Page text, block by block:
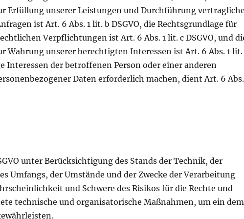
Erfüllung unserer Leistungen und Durchführung
ist Art. 6 Abs. 1 lit. b DSGVO, die Rechtsgrundlage für
Verpflichtungen ist Art. 6 Abs. 1 lit. c DSGVO, und
Wahrung unserer berechtigten Interessen ist Art. 6 Abs. 1
Interessen der betroffenen Person oder einer anderen
Daten erforderlich machen, dient Art. 6 Abs.
unter Berücksichtigung des Stands der Technik, der
Umfangs, der Umstände und der Zwecke der Verarbeitung
und Schwere des Risikos für die Rechte und
technische und organisatorische Maßnahmen, um ein dem